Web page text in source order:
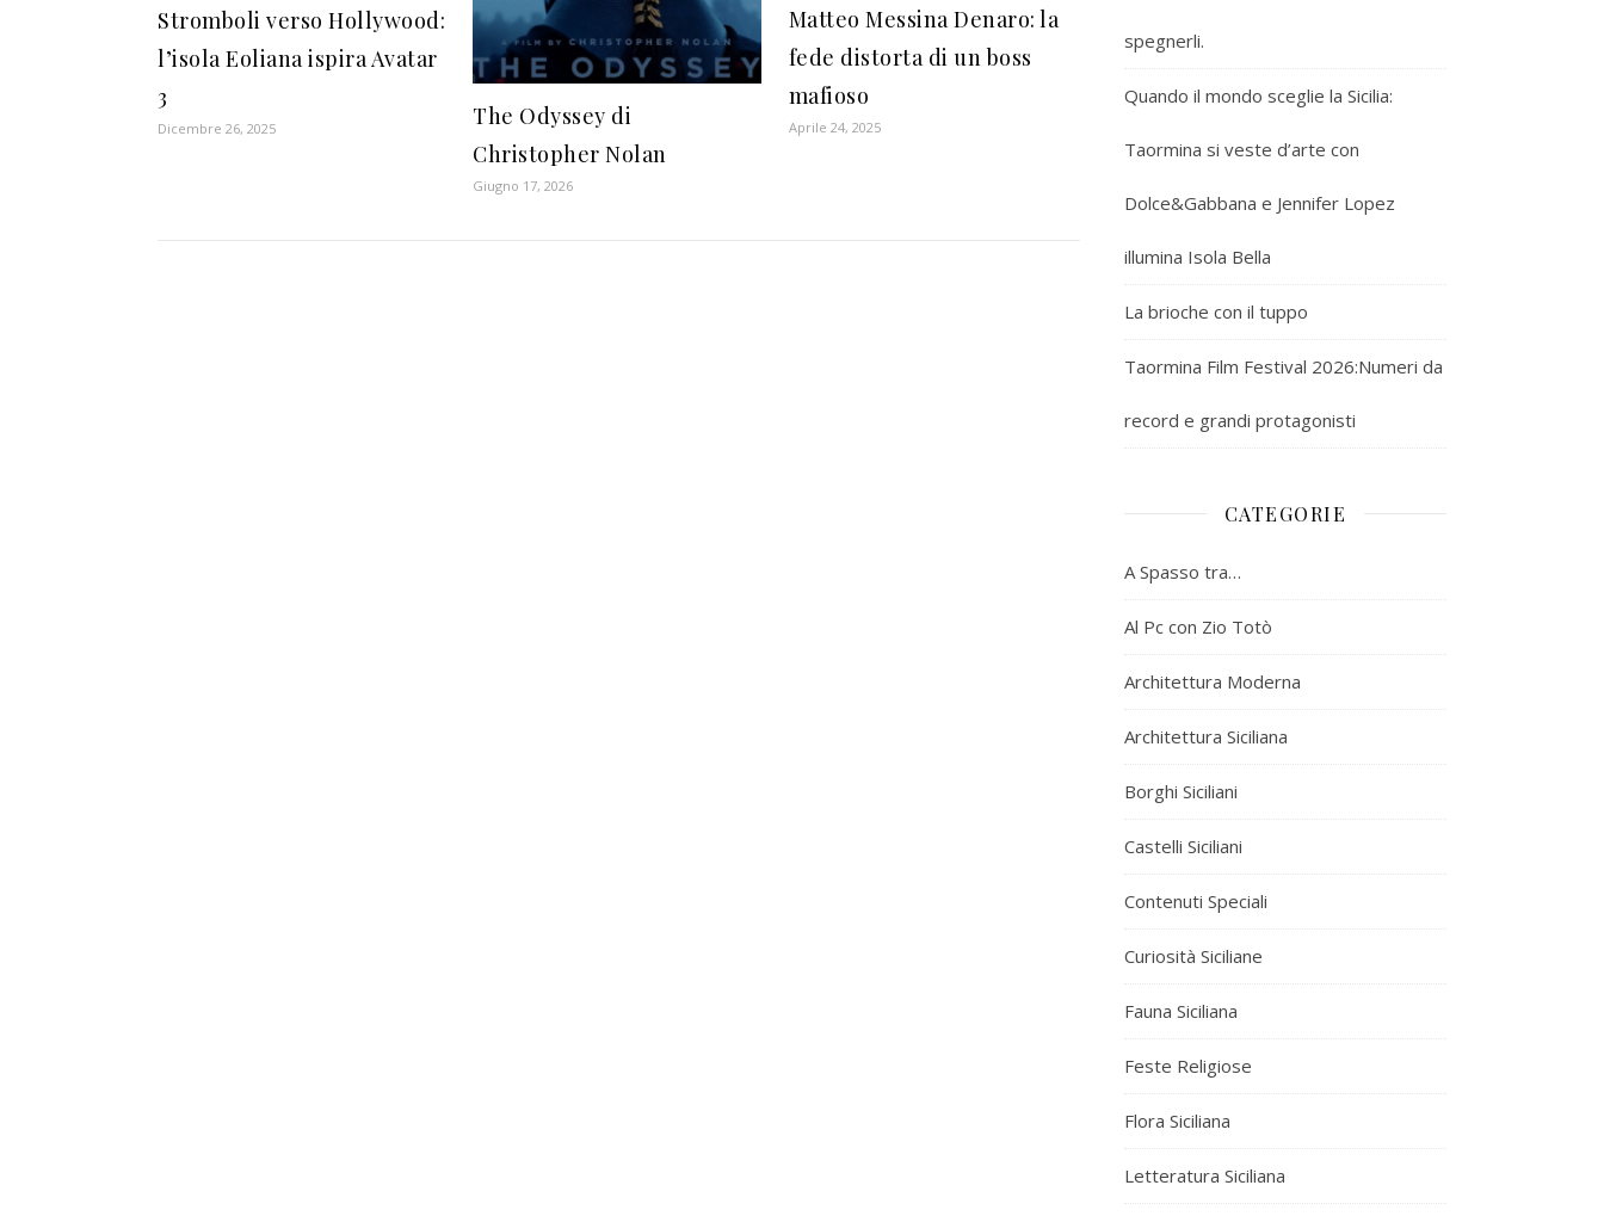
Stromboli verso Hollywood:
l’isola Eoliana ispira Avatar
3
Dicembre 26, 2025
The Odyssey di
Christopher Nolan
Giugno 17, 2026
Matteo Messina Denaro: la
fede distorta di un boss
mafioso
Aprile 24, 2025
spegnerli.
Quando il mondo sceglie la Sicilia:
Taormina si veste d’arte con
Dolce&Gabbana e Jennifer Lopez
illumina Isola Bella
La brioche con il tuppo
Taormina Film Festival 2026:Numeri da
record e grandi protagonisti
CATEGORIE
A Spasso tra…
Al Pc con Zio Totò
Architettura Moderna
Architettura Siciliana
Borghi Siciliani
Castelli Siciliani
Contenuti Speciali
Curiosità Siciliane
Fauna Siciliana
Feste Religiose
Flora Siciliana
Letteratura Siciliana